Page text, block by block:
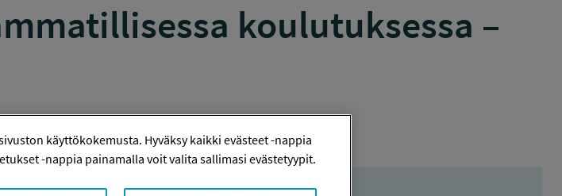
koulutuksessa –
käyttökokemusta. Hyväksy kaikki evästeet -nappia
-nappia painamalla voit valita sallimasi evästetyypit.